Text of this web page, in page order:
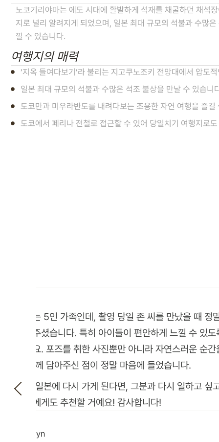
노코기리야마는 에도 시대에 활발하게 석재를 채굴하던 채석
지로 널리 알려지게 되었으며, 일본 최대 규모의 석불과 수많
낄 수 있습니다.
여행지의 매력
‘지옥 들여다보기’라 불리는 지고쿠노조키 전망대에서 압도
일본 최대 규모의 석불과 수많은 석조 불상을 만날 수 있습니
도쿄만과 미우라반도를 내려다보는 조용한 자연 여행을 즐길
도쿄에서 페리나 전철로 접근할 수 있어 당일치기 여행지로
저희는 5인 가족인데, 촬영 당일 존 씨를 만났을 때 정
맞아주셨습니다. 특히 아이들이 편안하게 느낄 수 있
셨어요. 포즈를 취한 사진뿐만 아니라 자연스러운 순
도 함께 담아주신 점이 정말 마음에 들었습니다.
만약 일본에 다시 가게 된다면, 그분과 다시 일하고 싶
족들에게도 추천할 거예요! 감사합니다!
Carolyn